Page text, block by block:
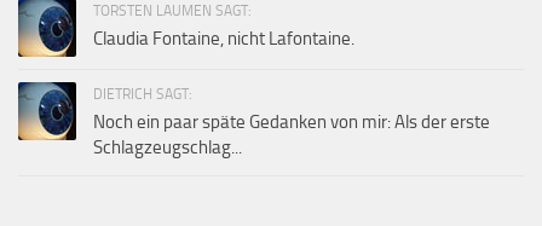
TORSTEN LAUMEN SAGT:
Claudia Fontaine, nicht Lafontaine.
DIETRICH SAGT:
Noch ein paar späte Gedanken von mir: Als der erste
Schlagzeugschlag...